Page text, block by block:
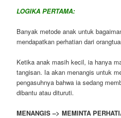
LOGIKA PERTAMA:
Banyak metode anak untuk
mendapatkan perhatian dari
Ketika anak masih kecil, ia hanya
tangisan. Ia akan menangis untuk
pengasuhnya bahwa ia sedang
dibantu atau dituruti.
MENANGIS –> MEMINTA